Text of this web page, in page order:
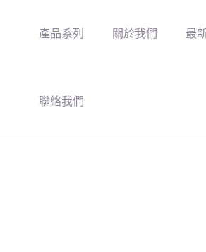
產品系列 關於我們 最
聯絡我們